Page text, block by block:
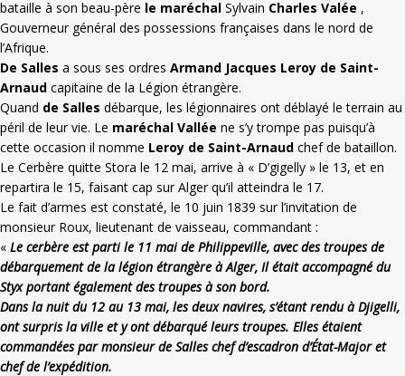
bataille à son beau-père le maréchal Sylvain Charles Valée ,
Gouverneur général des possessions françaises dans le nord de
l’Afrique.
De Salles a sous ses ordres Armand Jacques Leroy de Saint-
Arnaud capitaine de la Légion étrangère.
Quand de Salles débarque, les légionnaires ont déblayé le terrain au
péril de leur vie. Le maréchal Vallée ne s’y trompe pas puisqu’à
cette occasion il nomme Leroy de Saint-Arnaud chef de bataillon.
Le Cerbère quitte Stora le 12 mai, arrive à « D’gigelly » le 13, et en
repartira le 15, faisant cap sur Alger qu’il atteindra le 17.
Le fait d’armes est constaté, le 10 juin 1839 sur l’invitation de
monsieur Roux, lieutenant de vaisseau, commandant :
« Le cerbère est parti le 11 mai de Philippeville, avec des troupes de
débarquement de la légion étrangère à Alger, Il était accompagné du
Styx portant également des troupes à son bord.
Dans la nuit du 12 au 13 mai, les deux navires, s’étant rendu à Djigelli,
ont surpris la ville et y ont débarqué leurs troupes. Elles étaient
commandées par monsieur de Salles chef d’escadron d’État-Major et
chef de l’expédition.